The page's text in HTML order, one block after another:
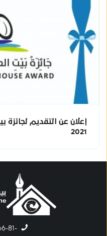
إعلان عن التقديم لجائزة
2021
-8-288-66-81(972)